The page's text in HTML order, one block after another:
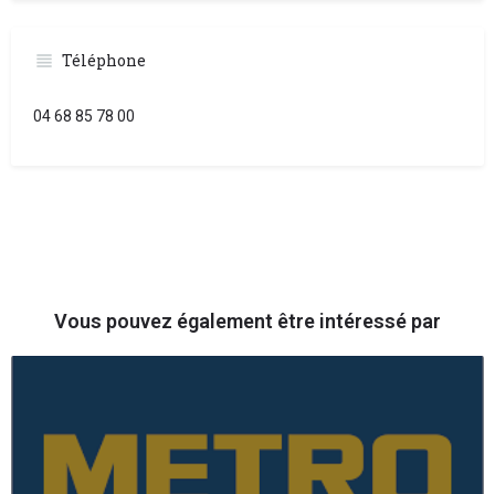
Téléphone
04 68 85 78 00
Vous pouvez également être intéressé par